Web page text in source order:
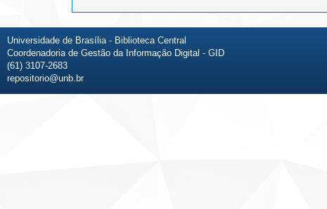
Universidade de Brasília - Biblioteca Central
Coordenadoria de Gestão da Informação Digital - GID
(61) 3107-2683
repositorio@unb.br